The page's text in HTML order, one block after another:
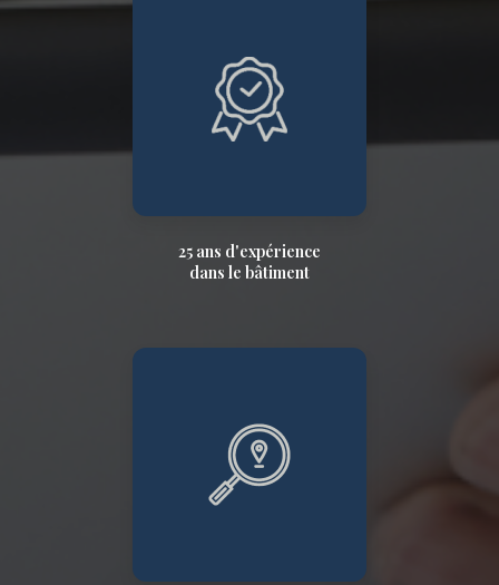
25 ans d'expérience
dans le bâtiment